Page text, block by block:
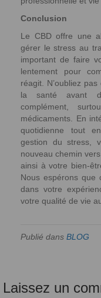
Conclusion
Le CBD offre une
gérer le stress au
important de faire
lentement pour
réagit. N’oubliez
la santé avant
complément,
médicaments. En
quotidienne tout
gestion du stress,
nouveau chemin
ainsi à votre bien-
Nous espérons que
dans votre
votre qualité de vie
Publié dans BLOG
Laissez un